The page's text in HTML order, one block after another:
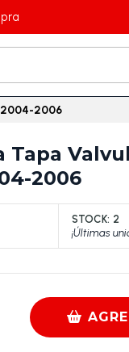
2004-2006
Tapa
2006
STOCK: 2
¡Últimas